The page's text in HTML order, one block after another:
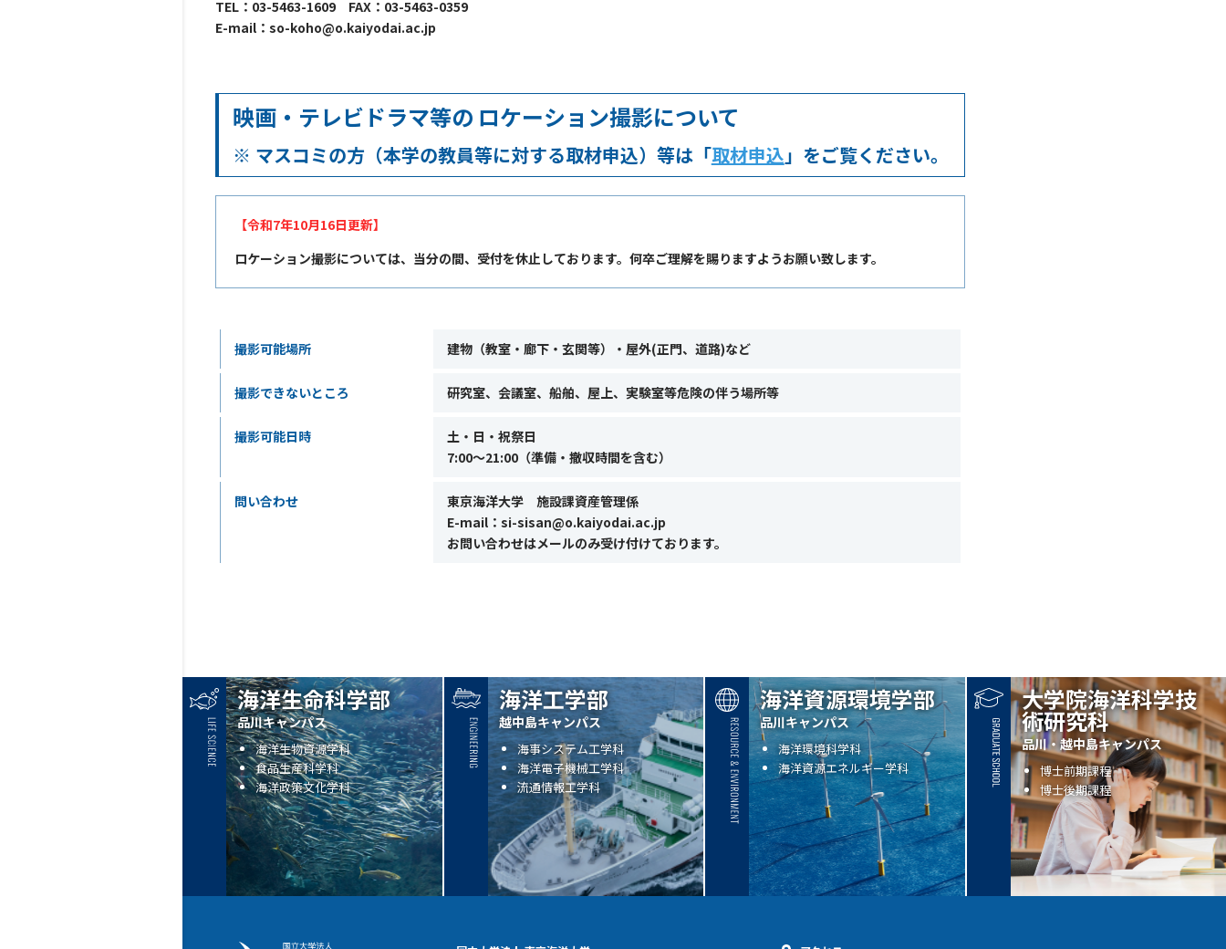
TEL：03-5463-1609 FAX：03-5463-0359
E-mail：so-koho@o.kaiyodai.ac.jp
映画・テレビドラマ等の ロケーション撮影について
※ マスコミの方（本学の教員等に対する取材申込）等は「取材申込」をご覧ください。
【令和7年10月16日更新】
ロケーション撮影については、当分の間、受付を休止しております。何卒ご理解を賜りますようお願い致します。
撮影可能場所 建物（教室・廊下・玄関等）・屋外(正門、道路)など
撮影できないところ 研究室、会議室、船舶、屋上、実験室等危険の伴う場所等
撮影可能日時
土・日・祝祭日
7:00～21:00（準備・撤収時間を含む）
問い合わせ
東京海洋大学 施設課資産管理係
E-mail：si-sisan@o.kaiyodai.ac.jp
お問い合わせはメールのみ受け付けております。
海洋生命科学部
品川キャンパス
海洋生物資源学科
食品生産科学科
海洋政策文化学科
海洋工学部
越中島キャンパス
海事システム工学科
海洋電子機械工学科
流通情報工学科
海洋資源環境学部
品川キャンパス
海洋環境科学科
海洋資源エネルギー学科
大学院海洋科学技
術研究科
品川・越中島キャンパス
博士前期課程
博士後期課程